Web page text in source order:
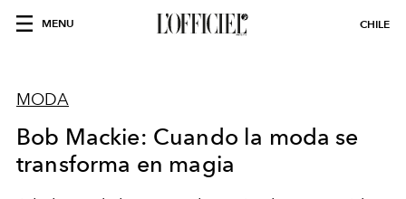
MENU CHILE
MODA
Bob Mackie: Cuando la moda se
transforma en magia